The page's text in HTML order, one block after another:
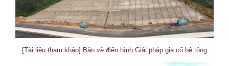
[Tài liệu tham khảo] Bản vẽ điển hình Giải pháp gia cố bê tông